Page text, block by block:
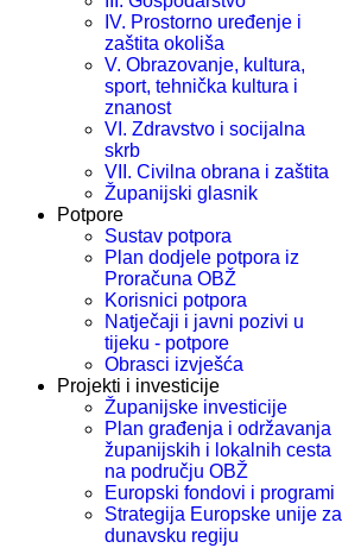
IV. Prostorno uređenje i
zaštita okoliša
V. Obrazovanje, kultura,
sport, tehnička kultura i
znanost
VI. Zdravstvo i socijalna
skrb
VII. Civilna obrana i zaštita
Županijski glasnik
Potpore
Sustav potpora
Plan dodjele potpora iz
Proračuna OBŽ
Korisnici potpora
Natječaji i javni pozivi u
tijeku - potpore
Obrasci izvješća
Projekti i investicije
Županijske investicije
Plan građenja i održavanja
županijskih i lokalnih cesta
na području OBŽ
Europski fondovi i programi
Strategija Europske unije za
dunavsku regiju